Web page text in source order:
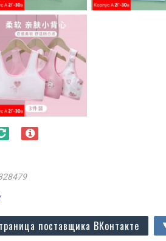
поставщика ВКонтакте